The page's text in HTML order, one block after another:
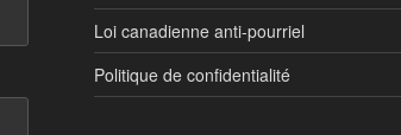
Loi canadienne anti-pourriel
Politique de confidentialité